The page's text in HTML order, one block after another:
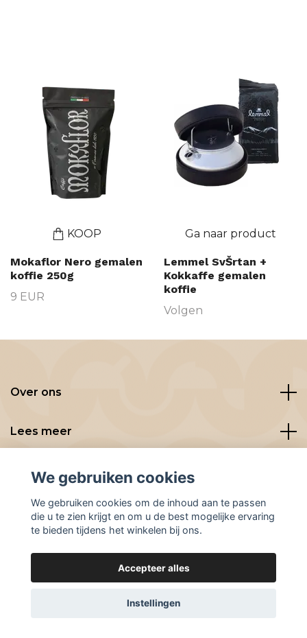
KOOP
Mokaflor Nero gemalen
koffie 250g
9 EUR
Ga naar product
Lemmel SvŠrtan +
Kokkaffe gemalen
koffie
Volgen
Over ons
Lees meer
Social media
© 2026 BeanBuddies
We gebruiken cookies
We gebruiken cookies om de inhoud aan te passen
die u te zien krijgt en om u de best mogelijke ervaring
te bieden tijdens het winkelen bij ons.
Accepteer alles
Instellingen